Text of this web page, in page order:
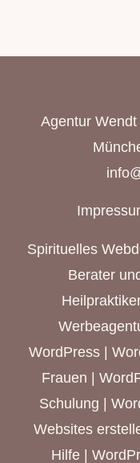
Agentur Wendt
Spirituelles
Berater
WordPress |
Frauen |
Schulung |
Websites
Hilfe |